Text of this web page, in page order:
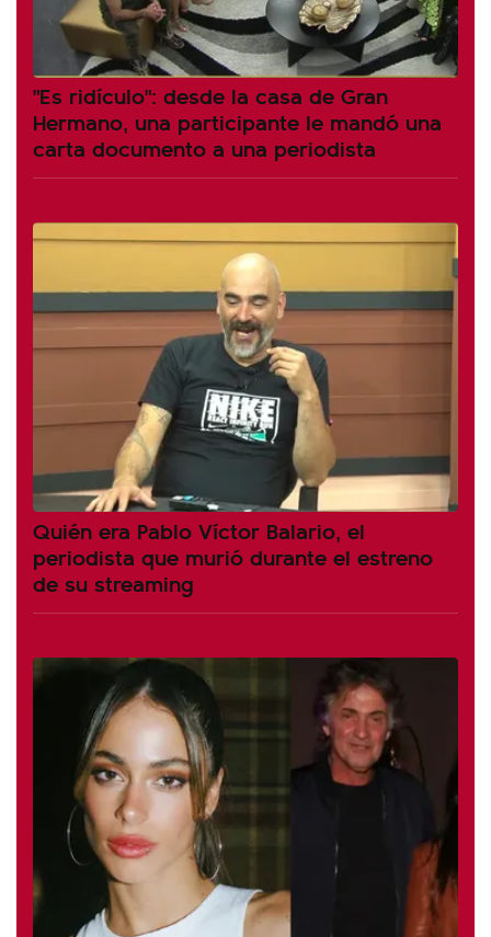
"Es ridículo": desde la casa de Gran
Hermano, una participante le mandó una
carta documento a una periodista
Quién era Pablo Víctor Balario, el
periodista que murió durante el estreno
de su streaming